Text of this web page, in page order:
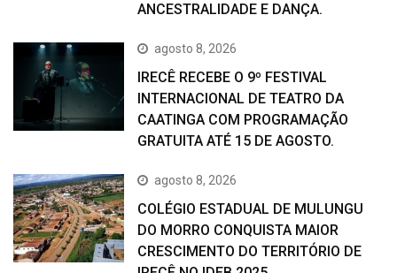
ANCESTRALIDADE E DANÇA.
agosto 8, 2026
IRECÊ RECEBE O 9º FESTIVAL
INTERNACIONAL DE TEATRO DA
CAATINGA COM PROGRAMAÇÃO
GRATUITA ATÉ 15 DE AGOSTO.
agosto 8, 2026
COLÉGIO ESTADUAL DE MULUNGU
DO MORRO CONQUISTA MAIOR
CRESCIMENTO DO TERRITÓRIO DE